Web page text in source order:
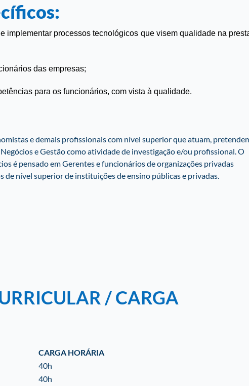
implementar processos tecnológicos que visem qualidade na
das empresas;
para os funcionários, com vista à qualidade.
e demais profissionais com nível superior que atuam,
e Gestão como atividade de investigação e/ou profissional. O
é pensado em Gerentes e funcionários de organizações privadas
de nível superior de instituições de ensino públicas e privadas.
/ CARGA
CARGA HORÁRIA
40h
40h